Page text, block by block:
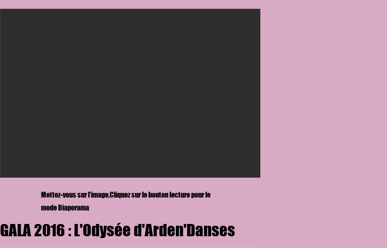
Mettez-vous sur l'image,Cliquez sur le bouton lecturepour le
mode Diaporama
GALA 2016 : L'Odysée d'Arden'Danses